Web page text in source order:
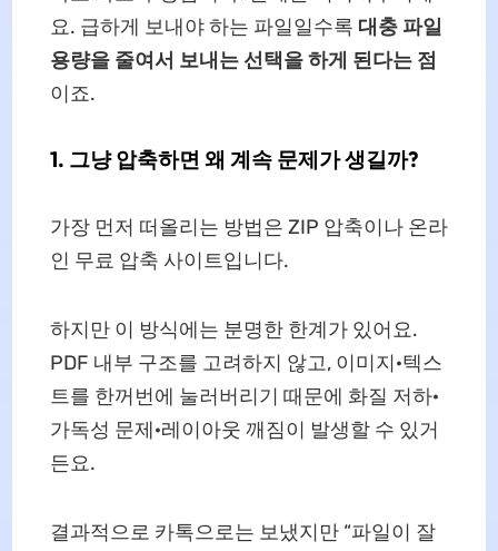
요. 급하게 보내야 하는 파일일수록 대충 파일
용량을 줄여서 보내는 선택을 하게 된다는 점
이죠.
1. 그냥 압축하면 왜 계속 문제가 생길까?
가장 먼저 떠올리는 방법은 ZIP 압축이나 온라
인 무료 압축 사이트입니다.
하지만 이 방식에는 분명한 한계가 있어요.
PDF 내부 구조를 고려하지 않고, 이미지·텍스
트를 한꺼번에 눌러버리기 때문에 화질 저하·
가독성 문제·레이아웃 깨짐이 발생할 수 있거
든요.
결과적으로 카톡으로는 보냈지만 “파일이 잘